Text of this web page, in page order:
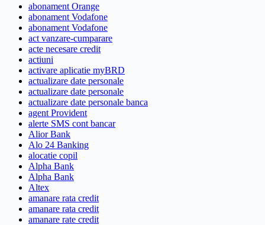
abonament Orange
abonament Vodafone
abonament Vodafone
act vanzare-cumparare
acte necesare credit
actiuni
activare aplicatie myBRD
actualizare date personale
actualizare date personale
actualizare date personale banca
agent Provident
alerte SMS cont bancar
Alior Bank
Alo 24 Banking
alocatie copil
Alpha Bank
Alpha Bank
Altex
amanare rata credit
amanare rata credit
amanare rate credit